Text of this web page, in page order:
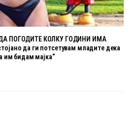
ПОГОДИТЕ КОЛКУ ГОДИНИ ИМА
да ги потсетувам младите дека
им бидам мајка“